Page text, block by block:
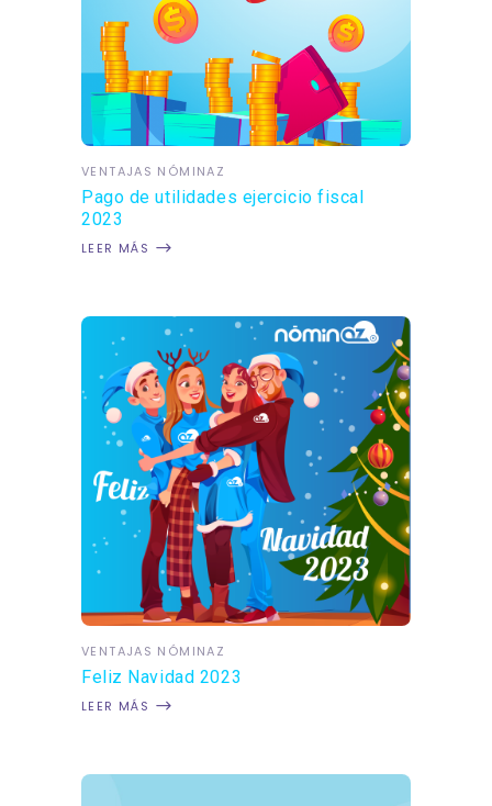
VENTAJAS NÓMINAZ
Pago de utilidades ejercicio fiscal
2023
LEER MÁS
VENTAJAS NÓMINAZ
Feliz Navidad 2023
LEER MÁS